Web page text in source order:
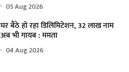
05 Aug 2026
घर बैठे हो रहा डिलिमिटेशन, 32 लाख नाम
अब भी गायब : ममता
04 Aug 2026